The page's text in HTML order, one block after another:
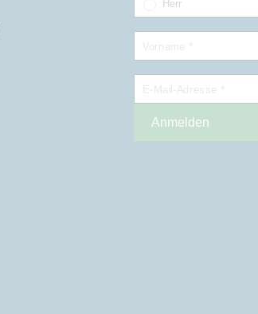
Herr
Anmelden